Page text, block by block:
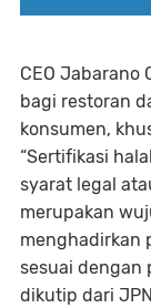
CEO Jabarano
bagi restoran
konsumen,
“Sertifikasi
syarat legal
merupakan
menghadirkan
sesuai dengan
dikutip dari